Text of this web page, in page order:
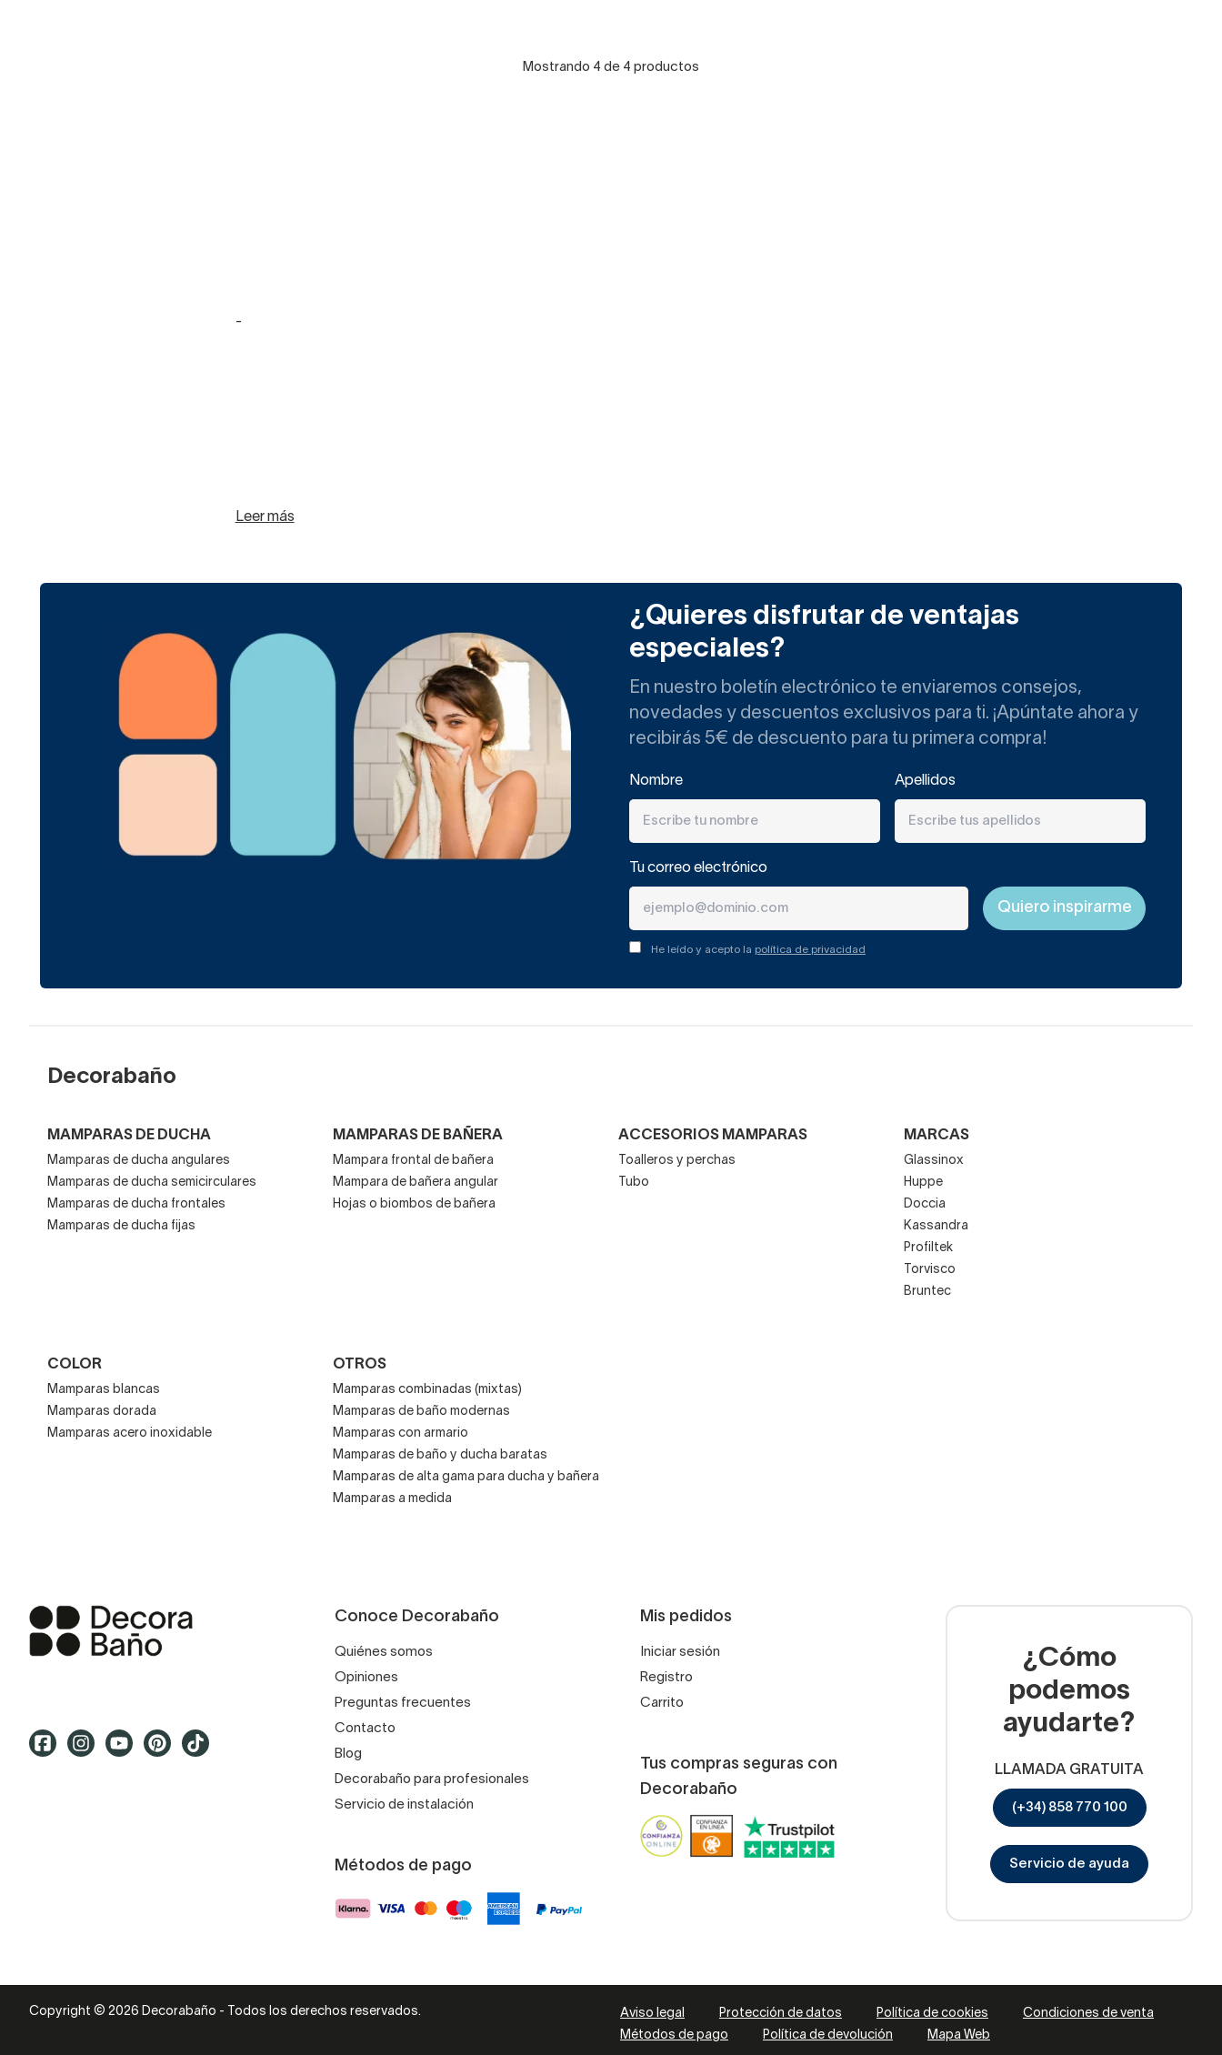
Mostrando 4 de 4 productos
-
Leer más
¿Quieres disfrutar de ventajas
especiales?
En nuestro boletín electrónico te enviaremos consejos,
novedades y descuentos exclusivos para ti. ¡Apúntate ahora y
recibirás 5€ de descuento para tu primera compra!
Nombre Apellidos
Tu correo electrónico
He leído y acepto la política de privacidad
Decorabaño
MAMPARAS DE DUCHA
Mamparas de ducha angulares
Mamparas de ducha semicirculares
Mamparas de ducha frontales
Mamparas de ducha fijas
MAMPARAS DE BAÑERA
Mampara frontal de bañera
Mampara de bañera angular
Hojas o biombos de bañera
ACCESORIOS MAMPARAS
Toalleros y perchas
Tubo
MARCAS
Glassinox
Huppe
Doccia
Kassandra
Profiltek
Torvisco
Bruntec
COLOR
Mamparas blancas
Mamparas dorada
Mamparas acero inoxidable
OTROS
Mamparas combinadas (mixtas)
Mamparas de baño modernas
Mamparas con armario
Mamparas de baño y ducha baratas
Mamparas de alta gama para ducha y bañera
Mamparas a medida
Conoce Decorabaño
Quiénes somos
Opiniones
Preguntas frecuentes
Contacto
Blog
Decorabaño para profesionales
Servicio de instalación
Métodos de pago
Mis pedidos
Iniciar sesión
Registro
Carrito
Tus compras seguras con
Decorabaño
¿Cómo
podemos
ayudarte?
LLAMADA GRATUITA
(+34) 858 770 100
Servicio de ayuda
Copyright © 2026 Decorabaño - Todos los derechos reservados. Aviso legal Protección de datos Política de cookies
Condiciones de venta
Métodos de pago
Política de devolución Mapa Web